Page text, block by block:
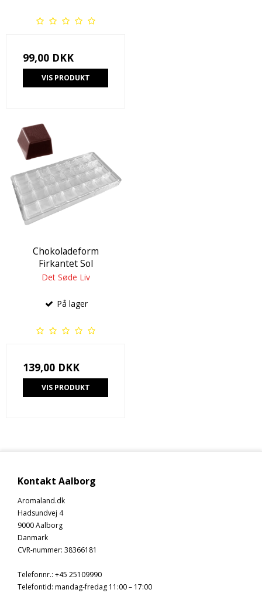
99,00 DKK
VIS PRODUKT
Chokoladeform
Firkantet Sol
Det Søde Liv
På lager
139,00 DKK
VIS PRODUKT
Kontakt Aalborg
Aromaland.dk
Hadsundvej 4
9000 Aalborg
Danmark
CVR-nummer: 38366181
Telefonnr.: +45 25109990
Telefontid: mandag-fredag 11:00 – 17:00